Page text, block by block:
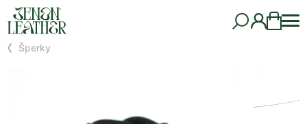
Šperky